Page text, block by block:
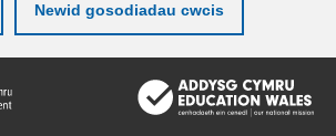
Newid gosodiadau cwcis